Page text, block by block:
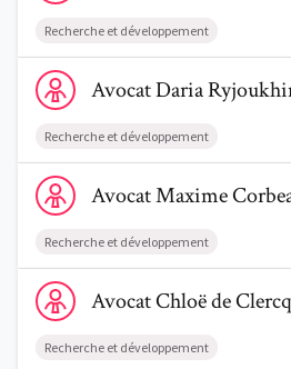
Recherche et développement
Voir le profil de AvocatDaria
AvocatDaria
Recherche et développement
Voir le profil de AvocatMaxime
AvocatMaxime
Recherche et développement
Voir le profil de AvocatChloë de
AvocatChloëde Clercq
Recherche et développement